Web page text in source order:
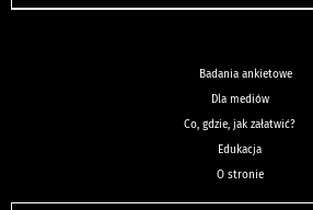
Badania ankietowe
Dla mediów
Co, gdzie, jak załatwić?
Edukacja
O stronie